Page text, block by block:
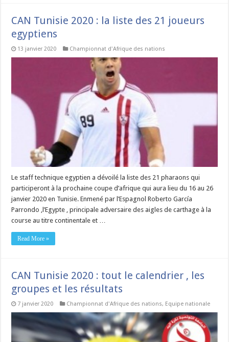
CAN Tunisie 2020 : la liste des 21 joueurs
egyptiens
13 janvier 2020 Championnat d'Afrique des nations
Le staff technique egyptien a dévoilé la liste des 21 pharaons qui
participeront à la prochaine coupe d’afrique qui aura lieu du 16 au 26
janvier 2020 en Tunisie. Enmené par l’Espagnol Roberto García
Parrondo ,l’Egypte , principale adversaire des aigles de carthage à la
course au titre continentale et …
Read More »
CAN Tunisie 2020 : tout le calendrier , les
groupes et les résultats
7 janvier 2020 Championnat d'Afrique des nations, Equipe nationale